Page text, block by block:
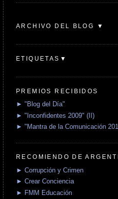
ARCHIVO DEL BLOG ▼
ETIQUETAS▼
PREMIOS RECIBIDOS
► "Blog del Día"
► "Inconfidentes 2009" (II)
► "Mantra de la Comunicación
RECOMIENDO DE
► Corrupción y Crimen
► Crear Conciencia
► FMM Educación